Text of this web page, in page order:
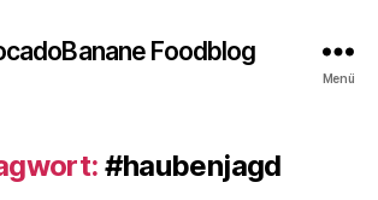
Foodblog
Menü
#haubenjagd